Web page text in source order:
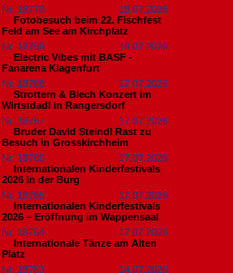
Nr. 18770
18.07.2026
Fotobesuch beim 22. Fischfest
Feld am See am Kirchplatz
Nr. 18769
18.07.2026
Electric Vibes mit BASF -
Fanarena Klagenfurt
Nr. 18768
17.07.2026
Strottern & Blech Konzert im
Wirtstdadl in Rangersdorf
Nr. 18767
17.07.2026
Bruder David Steindl Rast zu
Besuch in Grosskirchheim
Nr. 18766
17.07.2026
Internationalen Kinderfestivals
2026 in der Burg
Nr. 18765
17.07.2026
Internationalen Kinderfestivals
2026 – Eröffnung im Wappensaal
Nr. 18764
17.07.2026
Internationale Tänze am Alten
Platz
Nr. 18763
14.07.2026